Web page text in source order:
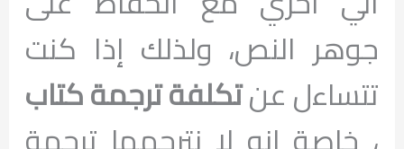
جوهر النص، ولذلك إذا كنت
تتساءل عنتكلفة ترجمة كتاب